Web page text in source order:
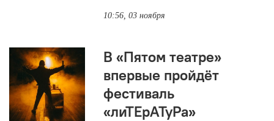
10:56, 03 ноября
В «Пятом театре»
впервые пройдёт
фестиваль
«лиТЕрАТуРа»